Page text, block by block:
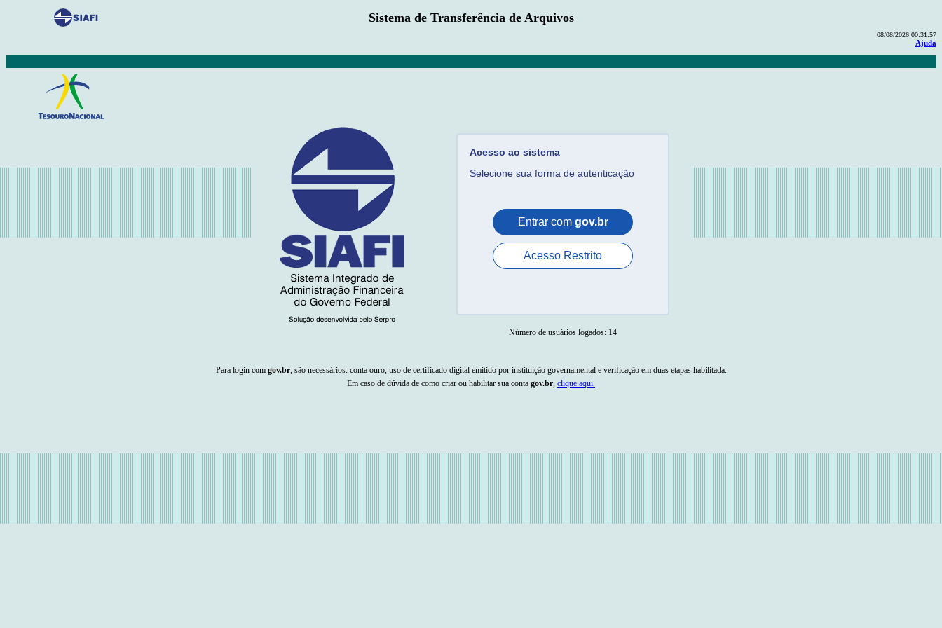
Sistema de Transferência de Arquivos
08/08/2026 00:31:57
Ajuda
Acesso ao sistema
Selecione sua forma de autenticação
Entrar com gov.br
Acesso Restrito
Número de usuários logados: 14
Para login com gov.br, são necessários: conta ouro, uso de certificado digital emitido por instituição governamental e verificação em duas etapas habilitada.
Em caso de dúvida de como criar ou habilitar sua conta gov.br, clique aqui.